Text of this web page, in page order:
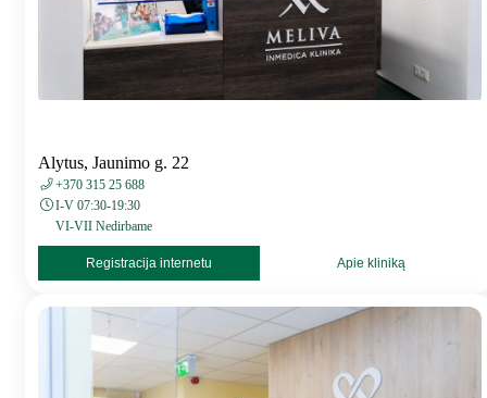
Alytus, Jaunimo g. 22
+370 315 25 688
I-V 07:30-19:30
VI-VII Nedirbame
Registracija internetu Apie kliniką